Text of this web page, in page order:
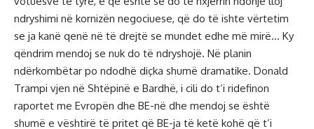
ndryshimi në kornizën negociuese, që do të ishte vërtetim
se ja kanë qenë në të drejtë se mundet edhe më mirë… Ky
qëndrim mendoj se nuk do të ndryshojë. Në planin
ndërkombëtar po ndodhë diçka shumë dramatike. Donald
Trampi vjen në Shtëpinë e Bardhë, i cili do t’i ridefinon
raportet me Evropën dhe BE-në dhe mendoj se është
shumë e vështirë të pritet që BE-ja të ketë kohë që t’i